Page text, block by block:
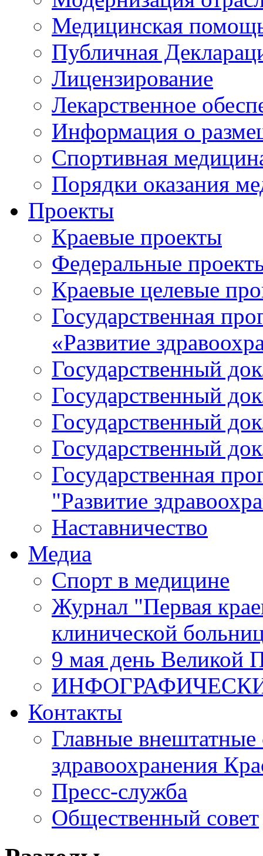
Медицинская
Публичная
Лицензирование
Лекарственное
Информация о
Спортивная
Порядки оказания
Проекты
Краевые проекты
Федеральные
Краевые целевые
Государственная
«Развитие
Государственный
Государственный
Государственный
Государственный
Государственная
"Развитие
Наставничество
Медиа
Спорт в медицине
Журнал "Первая
клинической
9 мая день Великой
Контакты
Главные внештатные
здравоохранения
Пресс-служба
Общественный совет